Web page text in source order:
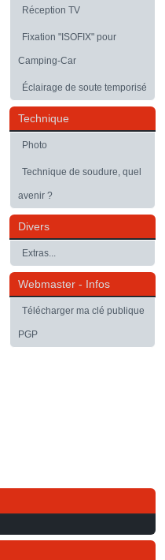
Réception TV
Fixation "ISOFIX" pour
Camping-Car
Éclairage de soute temporisé
Technique
Photo
Technique de soudure, quel
avenir ?
Divers
Extras...
Webmaster - Infos
Télécharger ma clé publique
PGP